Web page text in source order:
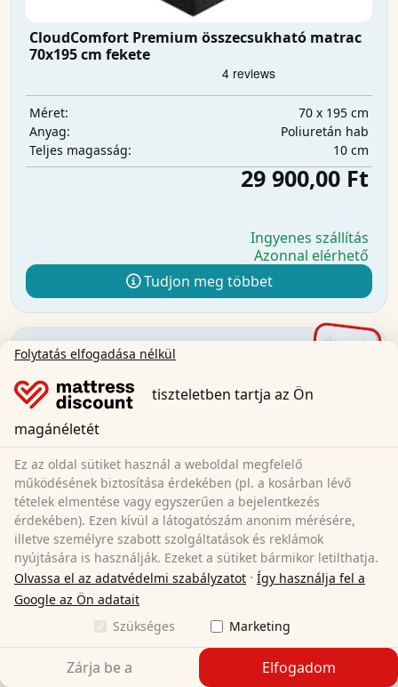
CloudComfort Premium összecsukható matrac
70x195 cm fekete
Méret:
70 x 195 cm
Anyag:
Poliuretán hab
Teljes magasság:
10 cm
29 900,00 Ft
Ingyenes szállítás
Azonnal elérhető
Tudjon meg többet
Folytatás elfogadása nélkül
tiszteletben tartja az Ön
magánéletét
Ez az oldal sütiket használ a weboldal megfelelő
működésének biztosítása érdekében (pl. a kosárban lévő
tételek elmentése vagy egyszerűen a bejelentkezés
érdekében). Ezen kívül a látogatószám anonim mérésére,
illetve személyre szabott szolgáltatások és reklámok
nyújtására is használják. Ezeket a sütiket bármikor letilthatja.
Olvassa el az adatvédelmi szabályzatot · Így használja fel a
Google az Ön adatait
Szükséges
Marketing
Zárja be a Elfogadom